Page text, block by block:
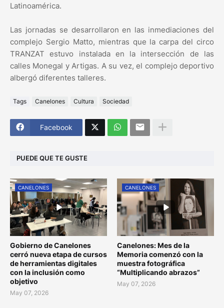
Latinoamérica.
Las jornadas se desarrollaron en las inmediaciones del
complejo Sergio Matto, mientras que la carpa del circo
TRANZAT estuvo instalada en la intersección de las
calles Monegal y Artigas. A su vez, el complejo deportivo
albergó diferentes talleres.
Tags Canelones Cultura Sociedad
Facebook
PUEDE QUE TE GUSTE
CANELONES
Gobierno de Canelones
cerró nueva etapa de cursos
de herramientas digitales
con la inclusión como
objetivo
May 07, 2026
CANELONES
Canelones: Mes de la
Memoria comenzó con la
muestra fotográfica
“Multiplicando abrazos”
May 07, 2026